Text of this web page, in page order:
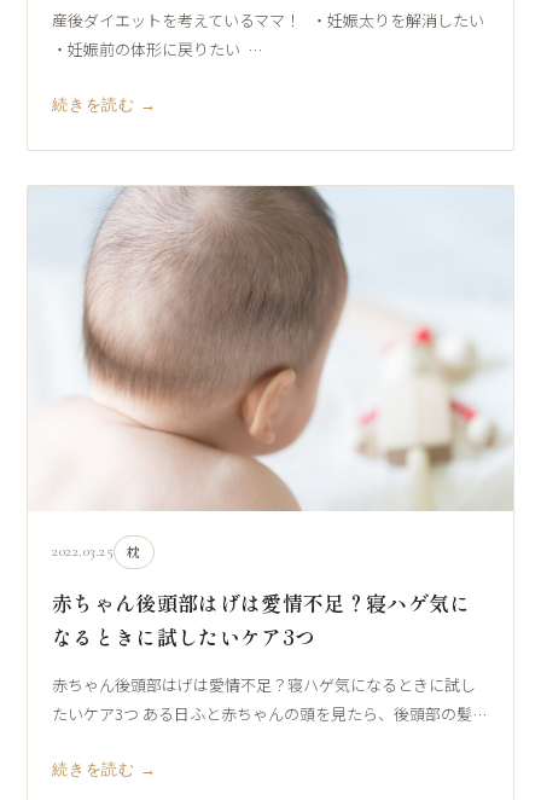
産後ダイエットを考えているママ！ ・妊娠太りを解消したい
・妊娠前の体形に戻りたい …
続きを読む →
2022.03.25 枕
赤ちゃん後頭部はげは愛情不足？寝ハゲ気に
なるときに試したいケア3つ
赤ちゃん後頭部はげは愛情不足？寝ハゲ気になるときに試し
たいケア3つ ある日ふと赤ちゃんの頭を見たら、後頭部の髪…
続きを読む →